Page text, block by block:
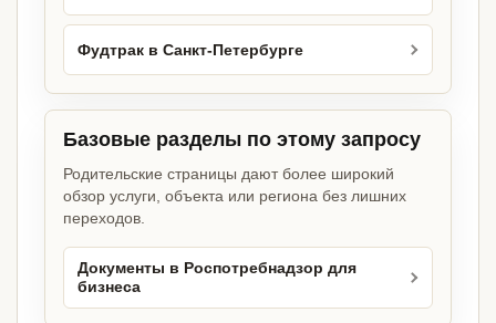
Фудтрак в Санкт-Петербурге
Базовые разделы по этому запросу
Родительские страницы дают более широкий
обзор услуги, объекта или региона без лишних
переходов.
Документы в Роспотребнадзор для
бизнеса